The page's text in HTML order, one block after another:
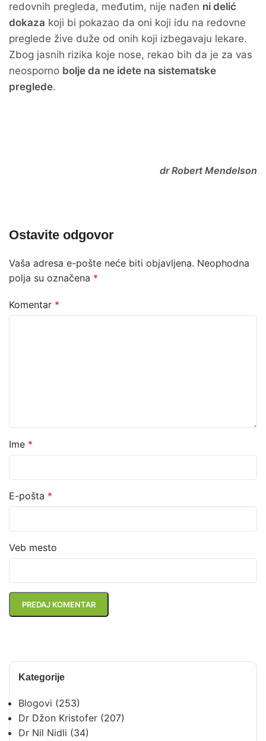
Kategorije
Blogovi (253)
Dr Džon Kristofer (207)
Dr Nil Nidli (34)
redovnih pregleda, međutim, nije nađen ni delić
dokaza koji bi pokazao da oni koji idu na redovne
preglede žive duže od onih koji izbegavaju lekare.
Zbog jasnih rizika koje nose, rekao bih da je za vas
neosporno bolje da ne idete na sistematske
preglede.
dr Robert Mendelson
Ostavite odgovor
Vaša adresa e-pošte neće biti objavljena. Neophodna
polja su označena *
Komentar *
Ime *
E-pošta *
Veb mesto